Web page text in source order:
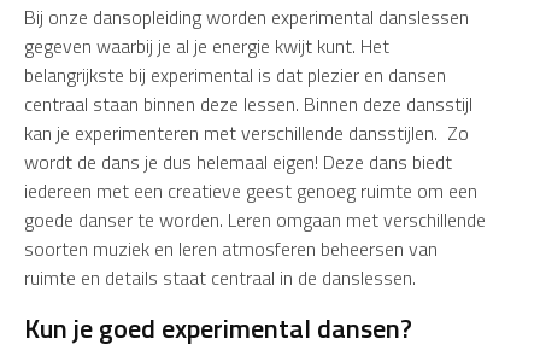
Bij onze dansopleiding worden experimental danslessen
gegeven waarbij je al je energie kwijt kunt. Het
belangrijkste bij experimental is dat plezier en dansen
centraal staan binnen deze lessen. Binnen deze dansstijl
kan je experimenteren met verschillende dansstijlen. Zo
wordt de dans je dus helemaal eigen! Deze dans biedt
iedereen met een creatieve geest genoeg ruimte om een
goede danser te worden. Leren omgaan met verschillende
soorten muziek en leren atmosferen beheersen van
ruimte en details staat centraal in de danslessen.
Kun je goed experimental dansen?